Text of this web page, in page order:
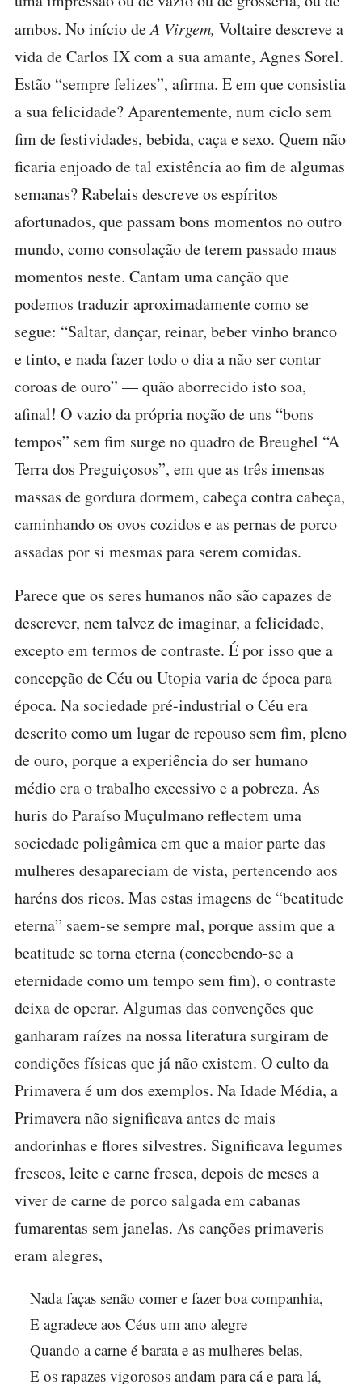
ambos. No início deA Virgem, Voltaire descreve a
vida de Carlos IX com a sua amante, Agnes Sorel.
Estão “sempre felizes”, afirma. E em que consistia
a sua felicidade? Aparentemente, num ciclo sem
fim de festividades, bebida, caça e sexo. Quem não
ficaria enjoado de tal existência ao fim de algumas
semanas? Rabelais descreve os espíritos
afortunados, que passam bons momentos no outro
mundo, como consolação de terem passado maus
momentos neste. Cantam uma canção que
podemos traduzir aproximadamente como se
segue: “Saltar, dançar, reinar, beber vinho branco
e tinto, e nada fazer todo o dia a não ser contar
coroas de ouro” — quão aborrecido isto soa,
afinal! O vazio da própria noção de uns “bons
tempos” sem fim surge no quadro de Breughel “A
Terra dos Preguiçosos”, em que as três imensas
massas de gordura dormem, cabeça contra cabeça,
caminhando os ovos cozidos e as pernas de porco
assadas por si mesmas para serem comidas.
Parece que os seres humanos não são capazes de
descrever, nem talvez de imaginar, a felicidade,
excepto em termos de contraste. É por isso que a
concepção de Céu ou Utopia varia de época para
época. Na sociedade pré-industrial o Céu era
descrito como um lugar de repouso sem fim, pleno
de ouro, porque a experiência do ser humano
médio era o trabalho excessivo e a pobreza. As
huris do Paraíso Muçulmano reflectem uma
sociedade poligâmica em que a maior parte das
mulheres desapareciam de vista, pertencendo aos
haréns dos ricos. Mas estas imagens de “beatitude
eterna” saem-se sempre mal, porque assim que a
beatitude se torna eterna (concebendo-se a
eternidade como um tempo sem fim), o contraste
deixa de operar. Algumas das convenções que
ganharam raízes na nossa literatura surgiram de
condições físicas que já não existem. O culto da
Primavera é um dos exemplos. Na Idade Média, a
Primavera não significava antes de mais
andorinhas e flores silvestres. Significava legumes
frescos, leite e carne fresca, depois de meses a
viver de carne de porco salgada em cabanas
fumarentas sem janelas. As canções primaveris
eram alegres,
Nada faças senão comer e fazer boa companhia,
E agradece aos Céus um ano alegre
Quando a carne é barata e as mulheres belas,
E os rapazes vigorosos andam para cá e para lá,